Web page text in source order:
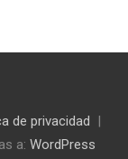
de privacidad
a: WordPress